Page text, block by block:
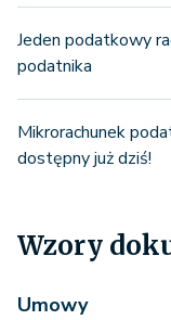
Jeden podatkowy
podatnika
Mikrorachunek
dostępny już dziś!
Wzory
Umowy